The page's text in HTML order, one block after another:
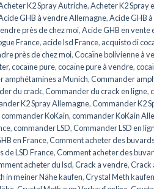
K2 Spray Autriche,Acheter K2 Spray
GHB à vendre Allemagne,Acide GHB
près de chez moi,Acide GHB en vente
France, acide lsd France, acquisto di
près de chez moi,Cocaïne bolivienne à
,cocaïne pure,cocaïne pure à vendre,
amphétamines a Munich,Commander
du crack,Commander du crack en ligne,
K2 Spray Allemagne,Commander K2
commander KoKain,commander KoKain
,commander LSD,Commander LSD en
en France,Comment acheter des
de LSD France,Comment acheter des
acheter du lsd,Crack a vendre,Crack
in meiner Nähe kaufen,Crystal Meth kaufen